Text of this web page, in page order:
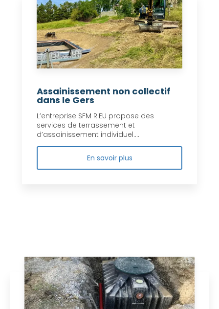
Assainissement non collectif
dans le Gers
L’entreprise SFM RIEU propose des
services de terrassement et
d’assainissement individuel....
En savoir plus